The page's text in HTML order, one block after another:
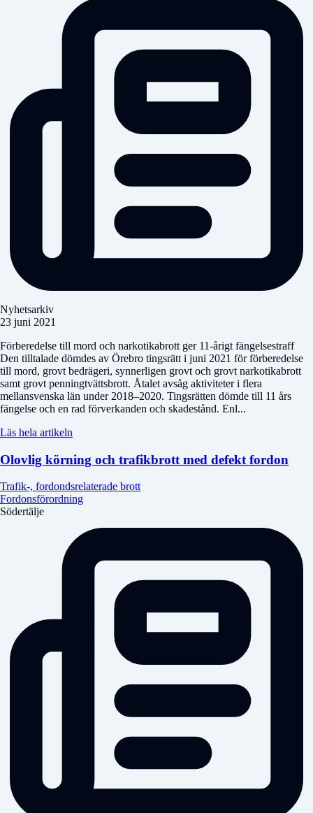
Nyhetsarkiv
23 juni 2021
Förberedelse till mord och narkotikabrott ger 11-årigt fängelsestraff
Den tilltalade dömdes av Örebro tingsrätt i juni 2021 för förberedelse
till mord, grovt bedrägeri, synnerligen grovt och grovt narkotikabrott
samt grovt penningtvättsbrott. Åtalet avsåg aktiviteter i flera
mellansvenska län under 2018–2020. Tingsrätten dömde till 11 års
fängelse och en rad förverkanden och skadestånd. Enl...
Läs hela artikeln
Olovlig körning och trafikbrott med defekt fordon
Trafik-, fordondsrelaterade brott
Fordonsförordning
Södertälje